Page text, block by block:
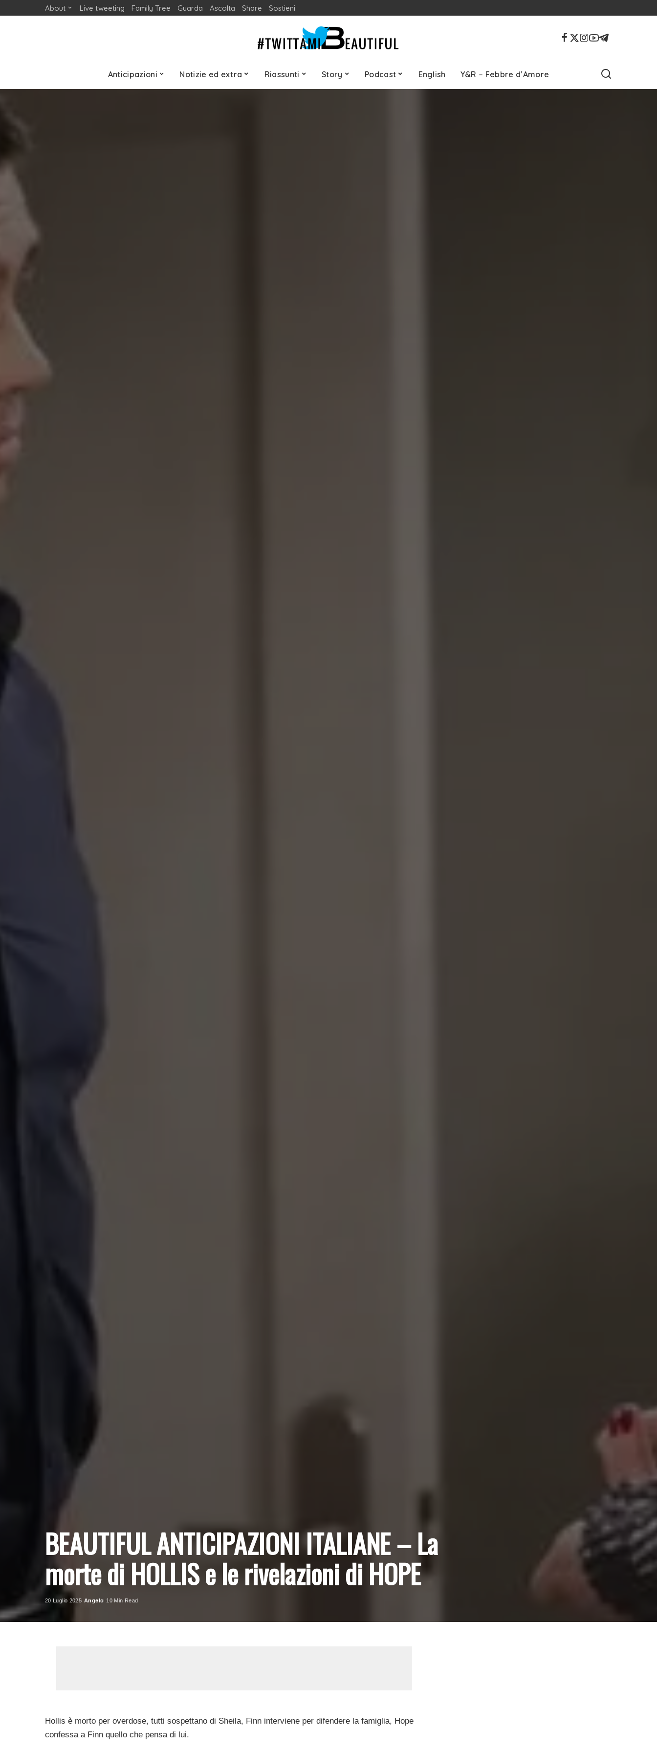
About Live tweeting Family Tree Guarda Ascolta Share Sostieni
Anticipazioni Notizie ed extra Riassunti Story Podcast English Y&R – Febbre d’Amore
BEAUTIFUL ANTICIPAZIONI ITALIANE – La
morte di HOLLIS e le rivelazioni di HOPE
20 Luglio 2025
Posted
Angelo 10 Min Read
Hollis è morto per overdose, tutti sospettano di Sheila, Finn interviene per difendere la famiglia, Hope
confessa a Finn quello che pensa di lui.